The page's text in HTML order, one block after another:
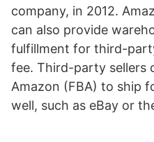
company, in 2012.
can also provide
fulfillment for third-
fee. Third-party sellers
Amazon (FBA) to ship
well, such as eBay or